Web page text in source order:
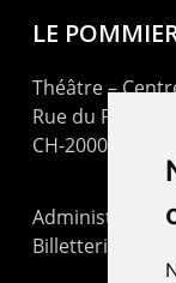
LE
Théâtre –
Rue du Pommier
CH-2000
Administration :
Billetterie : +41